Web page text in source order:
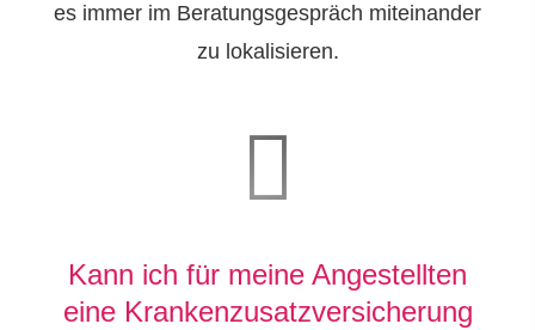
es immer im Beratungsgespräch miteinander
zu lokalisieren.
Kann ich für meine Angestellten
eine Kranken­zusatz­ver­si­che­rung